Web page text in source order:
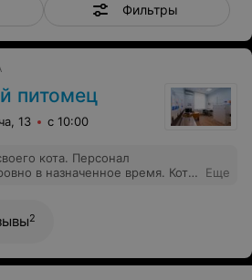
Фильтры
питомец
13 с 10:00
кота. Персонал
в назначенное время. Коту
Еще
2